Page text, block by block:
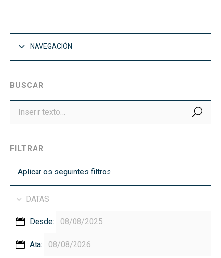
NAVEGACIÓN
BUSCAR
FILTRAR
Aplicar os seguintes filtros
DATAS
Desde:
Ata: